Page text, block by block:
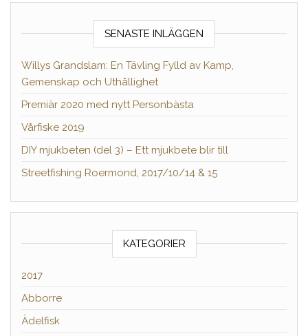
SENASTE INLÄGGEN
Willys Grandslam: En Tävling Fylld av Kamp,
Gemenskap och Uthållighet
Premiär 2020 med nytt Personbästa
Vårfiske 2019
DIY mjukbeten (del 3) – Ett mjukbete blir till
Streetfishing Roermond, 2017/10/14 & 15
KATEGORIER
2017
Abborre
Ädelfisk